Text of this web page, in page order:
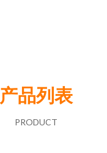
产品列表
PRODUCT